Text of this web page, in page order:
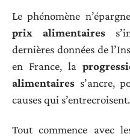
Le phénomène
prix alimentaires
dernières données de
en France, la
alimentaires s’ancre,
causes qui s’entrecroisent.
Tout commence avec